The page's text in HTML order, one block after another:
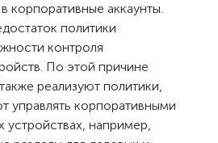
корпоративные аккаунты.
политики
контроля
По этой причине
реализуют политики,
управлять корпоративными
устройствах, например,